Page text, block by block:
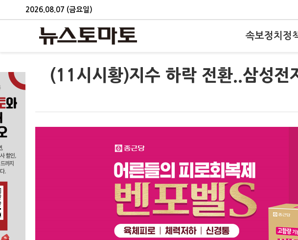
2026.08.07 (금요일)
속보정치 정
(11시시황)지수 하락 전환..삼성전